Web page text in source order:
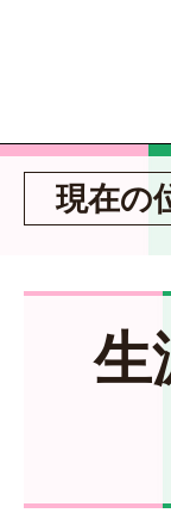
現在の
生